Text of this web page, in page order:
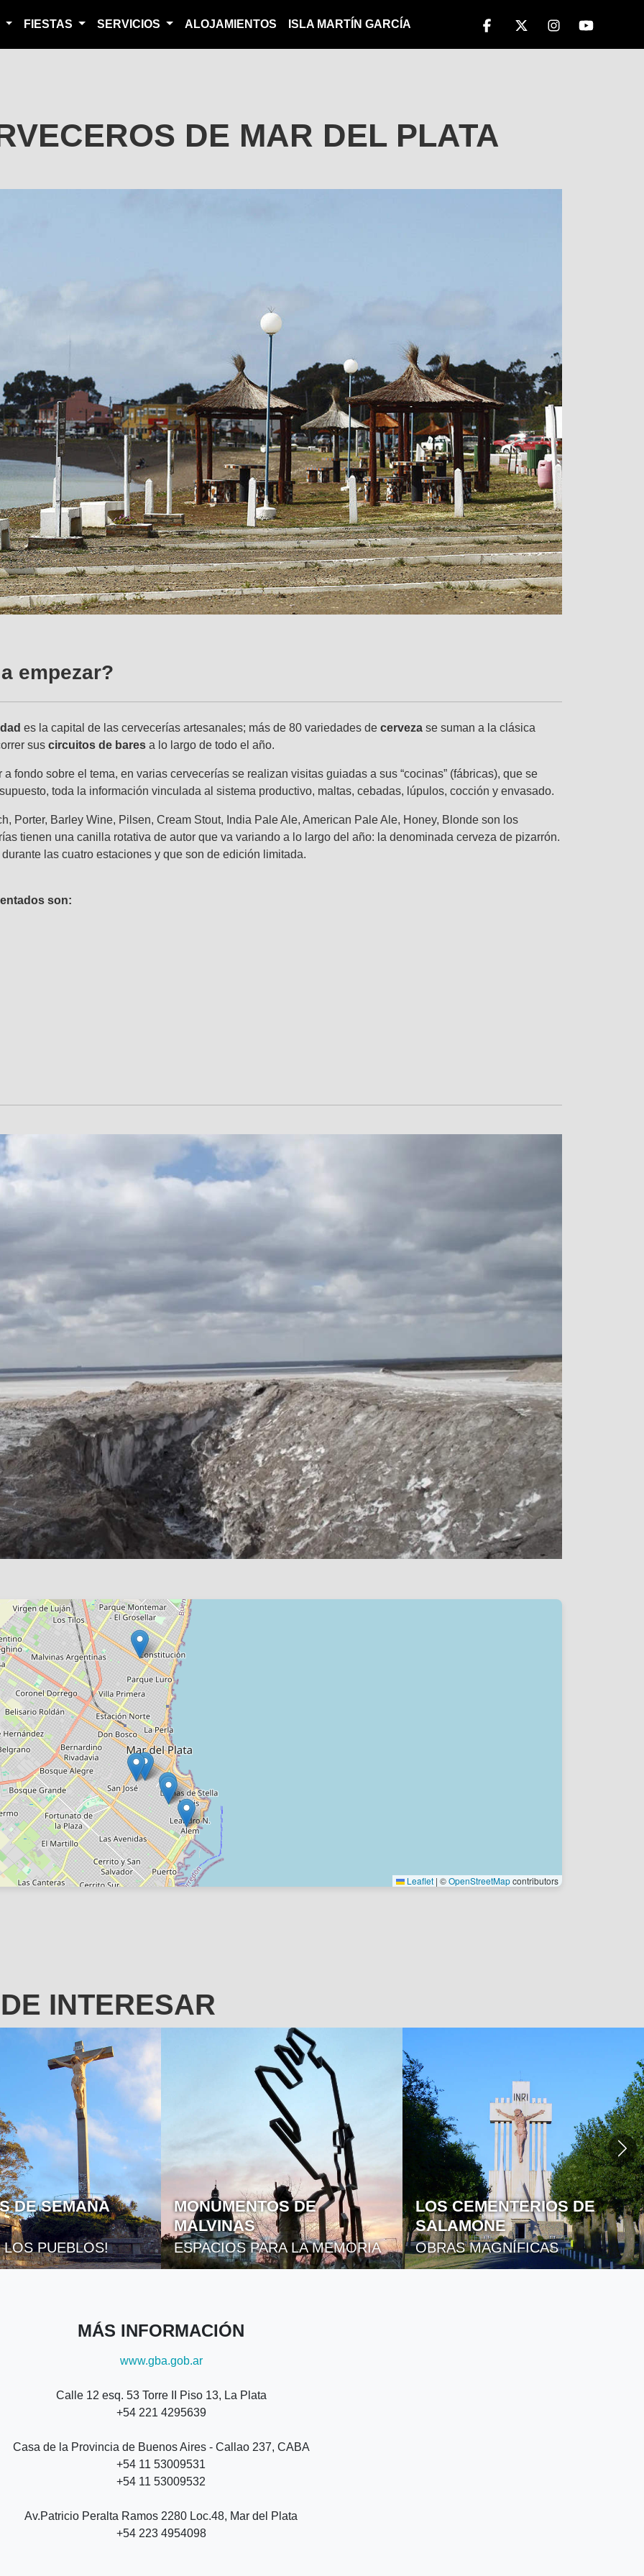
FIESTAS SERVICIOS ALOJAMIENTOS ISLA MARTÍN GARCÍA
DE MAR DEL PLATA
empezar?
es la capital de las cervecerías artesanales; más de 80 variedades de cerveza se suman a la clásica
sus circuitos de bares a lo largo de todo el año.
fondo sobre el tema, en varias cervecerías se realizan visitas guiadas a sus “cocinas” (fábricas), que se
toda la información vinculada al sistema productivo, maltas, cebadas, lúpulos, cocción y envasado.
Porter, Barley Wine, Pilsen, Cream Stout, India Pale Ale, American Pale Ale, Honey, Blonde son los
tienen una canilla rotativa de autor que va variando a lo largo del año: la denominada cerveza de pizarrón.
las cuatro estaciones y que son de edición limitada.
son:
Leaflet | ©OpenStreetMapcontributors
INTERESAR
DE
PARA LA MEMORIA
LOS CEMENTERIOS DE
SALAMONE
OBRAS MAGNÍFICAS
RESERVA LOS ROBLES: UN
REFUGIO NATURAL A
ORILLAS DEL LAGO SAN
FRANCISCO
BOSQUES NATIVOS Y PASEOS
AL AIRE LIBRE
MÁS INFORMACIÓN
www.gba.gob.ar
Calle 12 esq. 53 Torre II Piso 13, La Plata
+54 221 4295639
Casa de la Provincia de Buenos Aires - Callao 237, CABA
+54 11 53009531
+54 11 53009532
Av.Patricio Peralta Ramos 2280 Loc.48, Mar del Plata
+54 223 4954098